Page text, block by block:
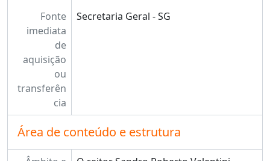
Fonte
imediata
de
aquisição
ou
transferên
cia
Secretaria Geral - SG
Área de conteúdo e estrutura